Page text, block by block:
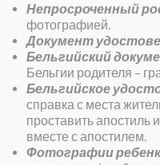
Непросроченный
фотографией.
Документ
Бельгийский
Бельгии родителя –
Бельгийское
справка с места
проставить апостиль
вместе с апостилем.
Фотографии